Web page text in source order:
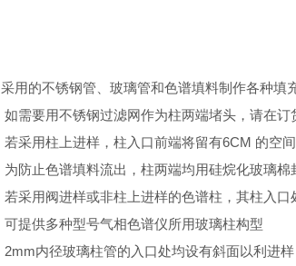
采用的不锈钢管、玻璃管和色谱填料制作各种填
如需要用不锈钢过滤网作为柱两端堵头，请在订
若采用柱上进样，柱入口前端将留有6CM 的空
为防止色谱填料流出，柱两端均用硅烷化玻璃棉
若采用阀进样或非柱上进样的色谱柱，其柱入口
可提供多种型号气相色谱仪所用玻璃柱构型
2mm内径玻璃柱管的入口处均设有斜面以利进样